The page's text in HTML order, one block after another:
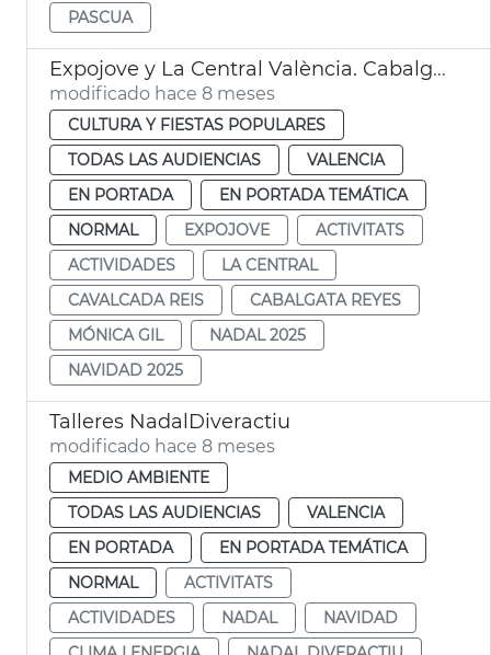
PASCUA
Expojove y La Central València. Cabalgata Reyes 2026
modificado hace 8 meses
CULTURA Y FIESTAS POPULARES
TODAS LAS AUDIENCIAS
VALENCIA
EN PORTADA
EN PORTADA TEMÁTICA
NORMAL
EXPOJOVE
ACTIVITATS
ACTIVIDADES
LA CENTRAL
CAVALCADA REIS
CABALGATA REYES
MÓNICA GIL
NADAL 2025
NAVIDAD 2025
Talleres NadalDiveractiu
modificado hace 8 meses
MEDIO AMBIENTE
TODAS LAS AUDIENCIAS
VALENCIA
EN PORTADA
EN PORTADA TEMÁTICA
NORMAL
ACTIVITATS
ACTIVIDADES
NADAL
NAVIDAD